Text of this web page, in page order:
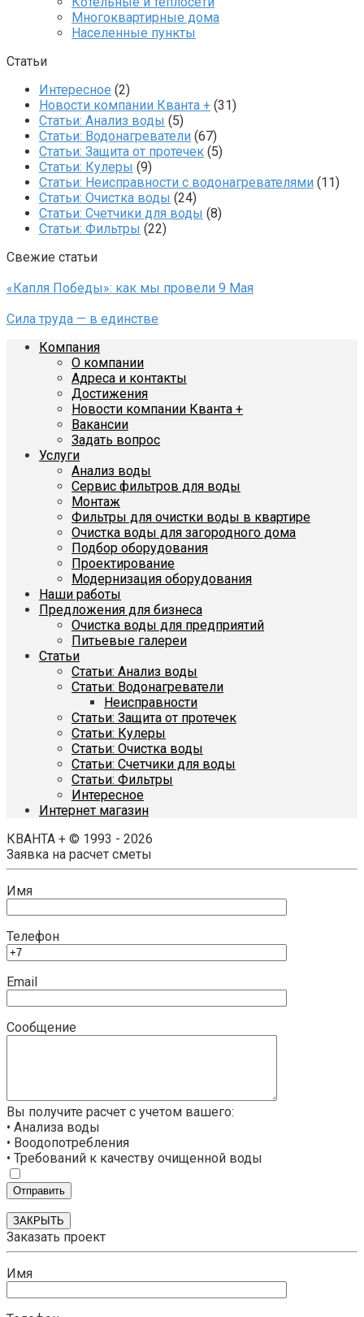
Многоквартирные дома
Населенные пункты
Статьи
Интересное (2)
Новости компании Кванта + (31)
Статьи: Анализ воды (5)
Статьи: Водонагреватели (67)
Статьи: Защита от протечек (5)
Статьи: Кулеры (9)
Статьи: Неисправности с водонагревателями (11)
Статьи: Очистка воды (24)
Статьи: Счетчики для воды (8)
Статьи: Фильтры (22)
Свежие статьи
«Капля Победы»: как мы провели 9 Мая
Сила труда — в единстве
Компания
О компании
Адреса и контакты
Достижения
Новости компании Кванта +
Вакансии
Задать вопрос
Услуги
Анализ воды
Сервис фильтров для воды
Монтаж
Фильтры для очистки воды в квартире
Очистка воды для загородного дома
Подбор оборудования
Проектирование
Модернизация оборудования
Наши работы
Предложения для бизнеса
Очистка воды для предприятий
Питьевые галереи
Статьи
Статьи: Анализ воды
Статьи: Водонагреватели
Неисправности
Статьи: Защита от протечек
Статьи: Кулеры
Статьи: Очистка воды
Статьи: Счетчики для воды
Статьи: Фильтры
Интересное
Интернет магазин
КВАНТА + © 1993 - 2026
Заявка на расчет сметы
Имя
Телефон
Email
Сообщение
Вы получите расчет с учетом вашего:
• Анализа воды
• Воодопотребления
• Требований к качеству очищенной воды
ЗАКРЫТЬ
Заказать проект
Имя